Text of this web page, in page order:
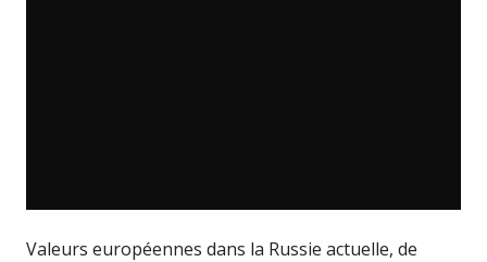
Valeurs européennes dans la Russie actuelle, de